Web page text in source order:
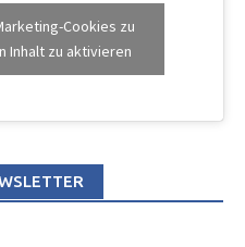
Cookies zu
Inhalt zu aktivieren